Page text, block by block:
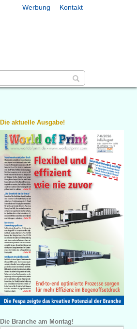
Werbung Kontakt
Die aktuelle Ausgabe!
Die Branche am Montag!